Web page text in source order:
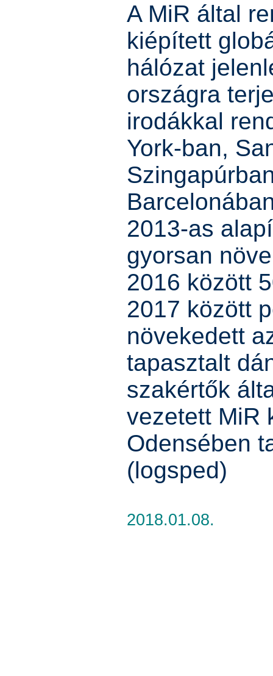
A MiR által
kiépített
hálózat
országra
irodákkal
York-ban,
2013-as
gyorsan
2016 között
2017 között
növekedett
tapasztalt
szakértők
vezetett MiR
Odensében
(logsped)
2018.01.08.